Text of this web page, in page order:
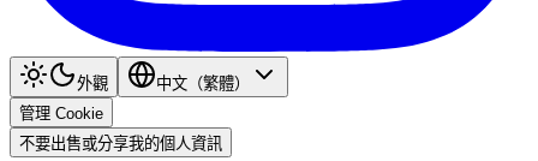
外觀
中文（繁體）
管理 Cookie
不要出售或分享我的個人資訊